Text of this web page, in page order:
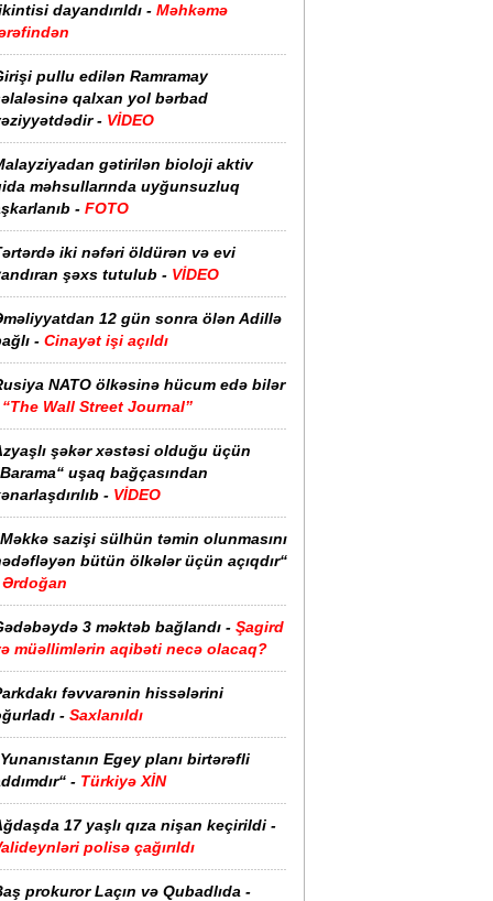
dayandırıldı - Məhkəmə
pullu edilən Ramramay
qalxan yol bərbad
- VİDEO
gətirilən bioloji aktiv
məhsullarında uyğunsuzluq
- FOTO
iki nəfəri öldürən və evi
şəxs tutulub - VİDEO
12 gün sonra ölən Adillə
- Cinayət işi açıldı
NATO ölkəsinə hücum edə bilər
“The Wall Street Journal”
şəkər xəstəsi olduğu üçün
uşaq bağçasından
- VİDEO
sazişi sülhün təmin olunmasını
bütün ölkələr üçün açıqdır“
Ərdoğan
3 məktəb bağlandı - Şagird
müəllimlərin aqibəti necə olacaq?
fəvvarənin hissələrini
- Saxlanıldı
Egey planı birtərəfli
- Türkiyə XİN
17 yaşlı qıza nişan keçirildi -
polisə çağırıldı
prokuror Laçın və Qubadlıda -